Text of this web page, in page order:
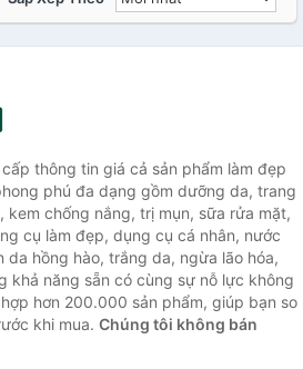
thông tin giá cả sản phẩm làm đẹp
phú đa dạng gồm dưỡng da, trang
chống nắng, trị mụn, sữa rửa mặt,
cụ làm đẹp, dụng cụ cá nhân, nước
da hồng hào, trắng da, ngừa lão hóa,
khả năng sẵn có cùng sự nỗ lực không
hơn 200.000 sản phẩm, giúp bạn so
khi mua. Chúng tôi không bán